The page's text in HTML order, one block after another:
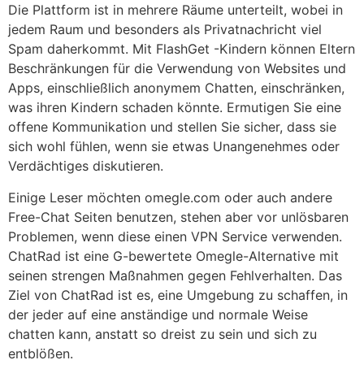
Die Plattform ist in mehrere Räume unterteilt, wobei in
jedem Raum und besonders als Privatnachricht viel
Spam daherkommt. Mit FlashGet -Kindern können Eltern
Beschränkungen für die Verwendung von Websites und
Apps, einschließlich anonymem Chatten, einschränken,
was ihren Kindern schaden könnte. Ermutigen Sie eine
offene Kommunikation und stellen Sie sicher, dass sie
sich wohl fühlen, wenn sie etwas Unangenehmes oder
Verdächtiges diskutieren.
Einige Leser möchten omegle.com oder auch andere
Free-Chat Seiten benutzen, stehen aber vor unlösbaren
Problemen, wenn diese einen VPN Service verwenden.
ChatRad ist eine G-bewertete Omegle-Alternative mit
seinen strengen Maßnahmen gegen Fehlverhalten. Das
Ziel von ChatRad ist es, eine Umgebung zu schaffen, in
der jeder auf eine anständige und normale Weise
chatten kann, anstatt so dreist zu sein und sich zu
entblößen.